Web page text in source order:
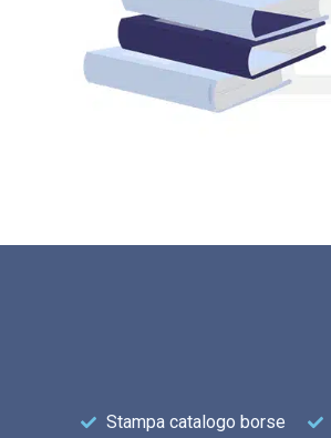
Stampa catalogo borse